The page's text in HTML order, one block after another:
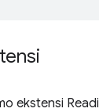
ekstensi